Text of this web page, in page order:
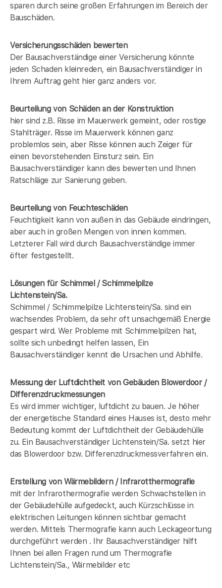
sparen durch seine großen Erfahrungen im Bereich der
Bauschäden.
Versicherungsschäden bewerten
Der Bausachverständige einer Versicherung könnte
jeden Schaden kleinreden, ein Bausachverständiger in
Ihrem Auftrag geht hier ganz anders vor.
Beurteilung von Schäden an der Konstruktion
hier sind z.B. Risse im Mauerwerk gemeint, oder rostige
Stahlträger. Risse im Mauerwerk können ganz
problemlos sein, aber Risse können auch Zeiger für
einen bevorstehenden Einsturz sein. Ein
Bausachverständiger kann dies bewerten und Ihnen
Ratschläge zur Sanierung geben.
Beurteilung von Feuchteschäden
Feuchtigkeit kann von außen in das Gebäude eindringen,
aber auch in großen Mengen von innen kommen.
Letzterer Fall wird durch Bausachverständige immer
öfter festgestellt.
Lösungen für Schimmel / Schimmelpilze
Lichtenstein/Sa.
Schimmel / Schimmelpilze Lichtenstein/Sa. sind ein
wachsendes Problem, da sehr oft unsachgemäß Energie
gespart wird. Wer Probleme mit Schimmelpilzen hat,
sollte sich unbedingt helfen lassen, Ein
Bausachverständiger kennt die Ursachen und Abhilfe.
Messung der Luftdichtheit von Gebäuden Blowerdoor /
Differenzdruckmessungen
Es wird immer wichtiger, luftdicht zu bauen. Je höher
der energetische Standard eines Hauses ist, desto mehr
Bedeutung kommt der Luftdichtheit der Gebäudehülle
zu. Ein Bausachverständiger Lichtenstein/Sa. setzt hier
das Blowerdoor bzw. Differenzdruckmessverfahren ein.
Erstellung von Wärmebildern / Infrarotthermografie
mit der Infrarothermografie werden Schwachstellen in
der Gebäudehülle aufgedeckt, auch Kürzschlüsse in
elektrischen Leitungen können sichtbar gemacht
werden. Mittels Thermografie kann auch Leckageortung
durchgeführt werden . Ihr Bausachverständiger hilft
Ihnen bei allen Fragen rund um Thermografie
Lichtenstein/Sa., Wärmebilder etc